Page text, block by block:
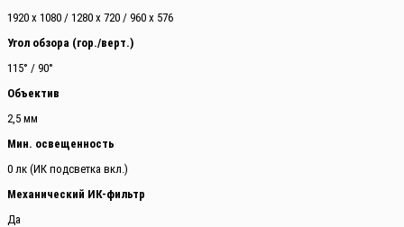
1920 x 1080 / 1280 x 720 / 960 x 576
Угол обзора (гор./верт.)
115° / 90°
Объектив
2,5 мм
Мин. освещенность
0 лк (ИК подсветка вкл.)
Механический ИК-фильтр
Да